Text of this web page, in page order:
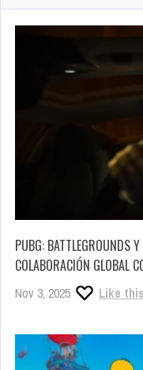
PUBG: BATTLEGROUNDS
COLABORACIÓN GLOBAL
Nov 3, 2025 Like this